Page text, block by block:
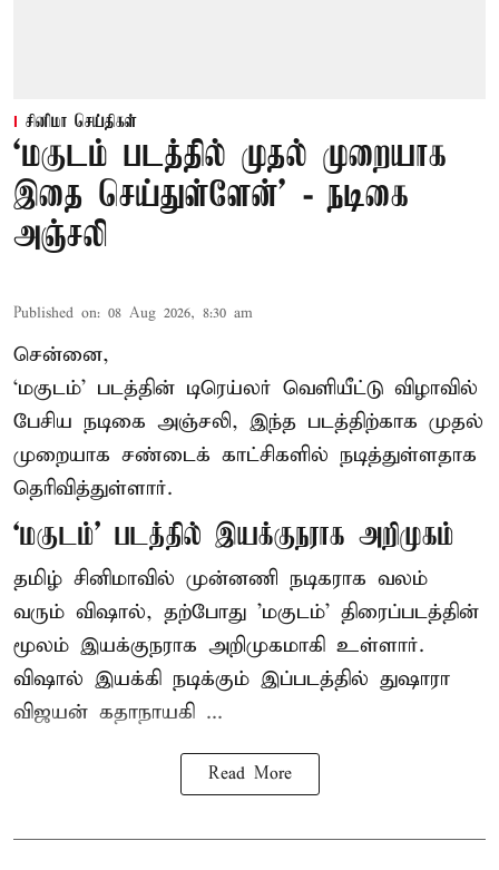
சினிமா செய்திகள்
‘மகுடம் படத்தில் முதல் முறையாக
இதை செய்துள்ளேன்’ - நடிகை
அஞ்சலி
Published on: 08 Aug 2026, 8:30 am
சென்னை,
‘மகுடம்’ படத்தின் டிரெய்லர் வெளியீட்டு விழாவில்
பேசிய நடிகை அஞ்சலி, இந்த படத்திற்காக முதல்
முறையாக சண்டைக் காட்சிகளில் நடித்துள்ளதாக
தெரிவித்துள்ளார்.
‘மகுடம்’ படத்தில் இயக்குநராக அறிமுகம்
தமிழ் சினிமாவில் முன்னணி நடிகராக வலம்
வரும் விஷால், தற்போது 'மகுடம்' திரைப்படத்தின்
மூலம் இயக்குநராக அறிமுகமாகி உள்ளார்.
விஷால் இயக்கி நடிக்கும் இப்படத்தில் துஷாரா
விஜயன் கதாநாயகி ...
Read More